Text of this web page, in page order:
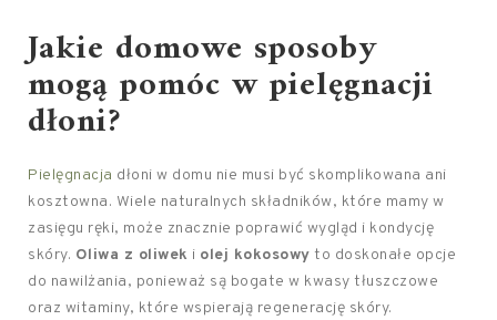
Jakie domowe sposoby
mogą pomóc w pielęgnacji
dłoni?
Pielęgnacja dłoni w domu nie musi być skomplikowana ani
kosztowna. Wiele naturalnych składników, które mamy w
zasięgu ręki, może znacznie poprawić wygląd i kondycję
skóry. Oliwa z oliwek i olej kokosowy to doskonałe opcje
do nawilżania, ponieważ są bogate w kwasy tłuszczowe
oraz witaminy, które wspierają regenerację skóry.